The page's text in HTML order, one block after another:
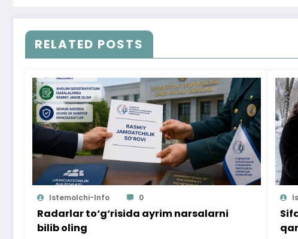
RELATED POSTS
Istemolchi-Info 0
Radarlar to‘g‘risida ayrim narsalarni
bilib oling